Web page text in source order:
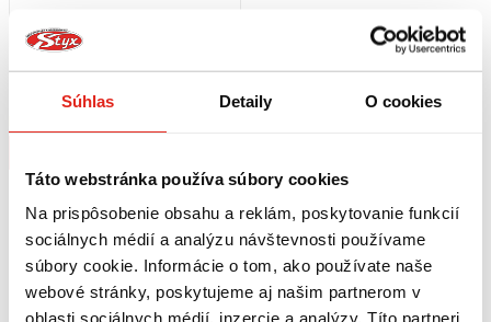
Súhlas Detaily O cookies
Táto webstránka používa súbory cookies
Na prispôsobenie obsahu a reklám, poskytovanie funkcií
sociálnych médií a analýzu návštevnosti používame
súbory cookie. Informácie o tom, ako používate naše
webové stránky, poskytujeme aj našim partnerom v
oblasti sociálnych médií, inzercie a analýzy. Títo partneri
119,95 € s DPH
SW MOTECH TANKVAK LT2
Pozreli ste1z1produktov